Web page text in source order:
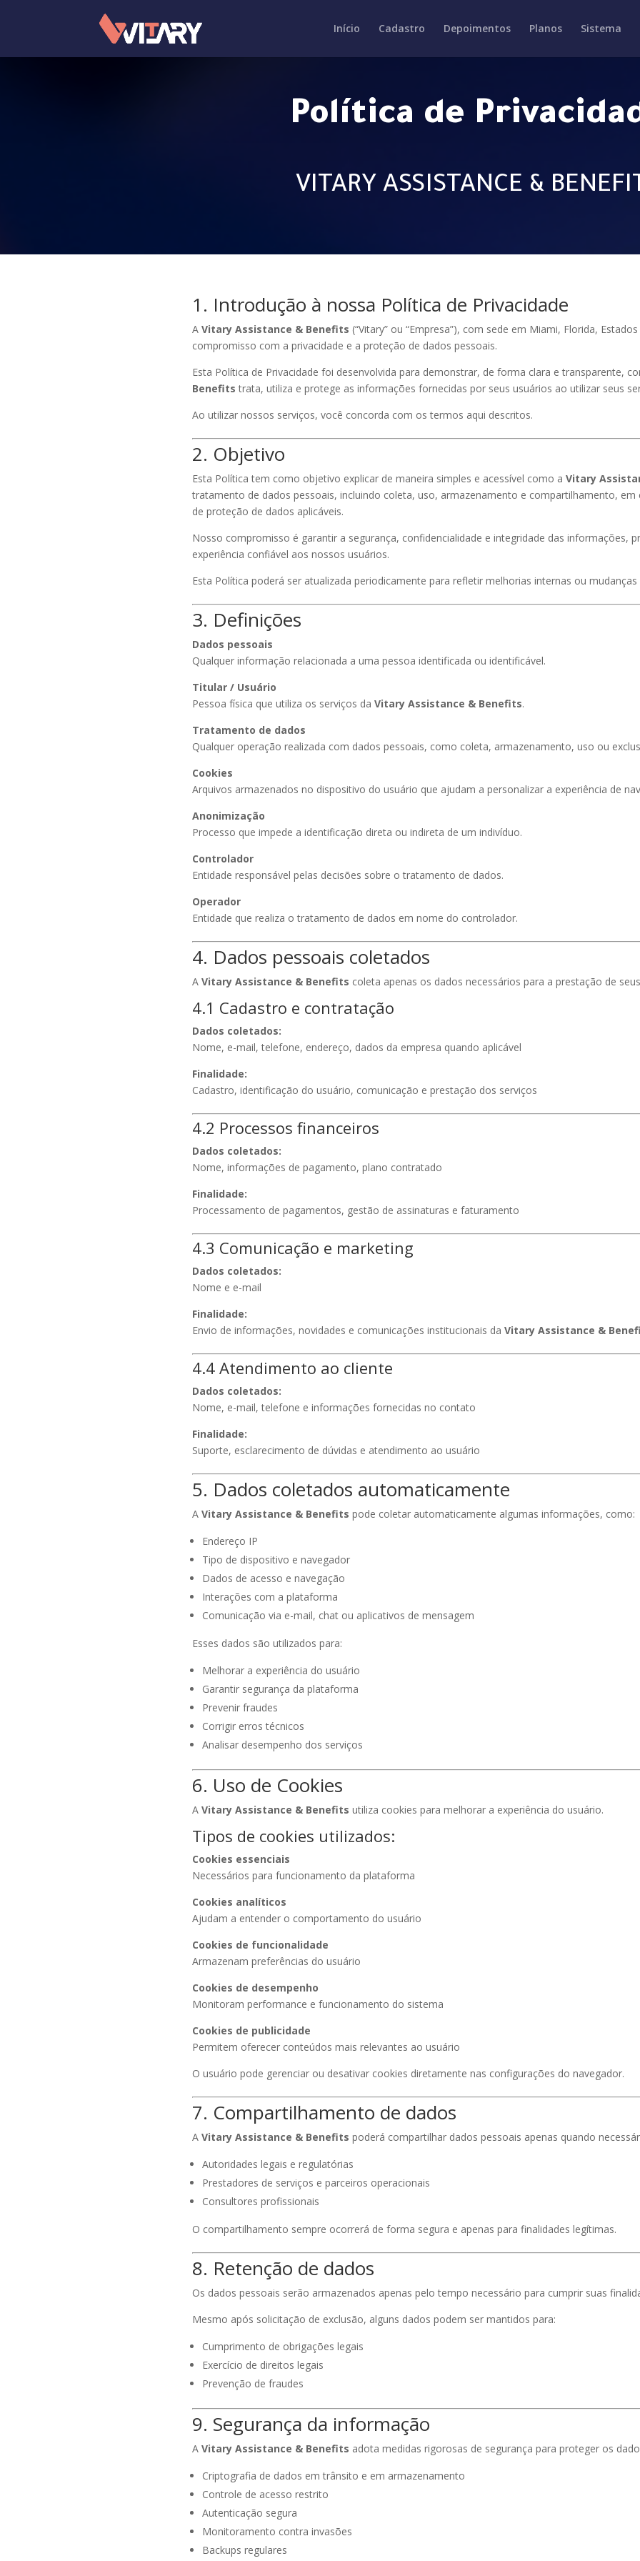
Início Cadastro Depoimentos Planos Sistema
Política de
VITARY ASSISTANCE &
1. Introdução à nossa Política de Privacidade
A Vitary Assistance & Benefits (“Vitary” ou “Empresa”), com sede em Miami, Florida,
compromisso com a privacidade e a proteção de dados pessoais.
Esta Política de Privacidade foi desenvolvida para demonstrar, de forma clara e transparente,
Benefits trata, utiliza e protege as informações fornecidas por seus usuários ao utilizar seus
Ao utilizar nossos serviços, você concorda com os termos aqui descritos.
2. Objetivo
Esta Política tem como objetivo explicar de maneira simples e acessível como a Vitary
tratamento de dados pessoais, incluindo coleta, uso, armazenamento e compartilhamento,
de proteção de dados aplicáveis.
Nosso compromisso é garantir a segurança, confidencialidade e integridade das informações,
experiência confiável aos nossos usuários.
Esta Política poderá ser atualizada periodicamente para refletir melhorias internas ou mudanças
3. Definições
Dados pessoais
Qualquer informação relacionada a uma pessoa identificada ou identificável.
Titular / Usuário
Pessoa física que utiliza os serviços da Vitary Assistance & Benefits.
Tratamento de dados
Qualquer operação realizada com dados pessoais, como coleta, armazenamento, uso ou
Cookies
Arquivos armazenados no dispositivo do usuário que ajudam a personalizar a experiência de
Anonimização
Processo que impede a identificação direta ou indireta de um indivíduo.
Controlador
Entidade responsável pelas decisões sobre o tratamento de dados.
Operador
Entidade que realiza o tratamento de dados em nome do controlador.
4. Dados pessoais coletados
A Vitary Assistance & Benefits coleta apenas os dados necessários para a prestação de
4.1 Cadastro e contratação
Dados coletados:
Nome, e-mail, telefone, endereço, dados da empresa quando aplicável
Finalidade:
Cadastro, identificação do usuário, comunicação e prestação dos serviços
4.2 Processos financeiros
Dados coletados:
Nome, informações de pagamento, plano contratado
Finalidade:
Processamento de pagamentos, gestão de assinaturas e faturamento
4.3 Comunicação e marketing
Dados coletados:
Nome e e-mail
Finalidade:
Envio de informações, novidades e comunicações institucionais da Vitary Assistance &
4.4 Atendimento ao cliente
Dados coletados:
Nome, e-mail, telefone e informações fornecidas no contato
Finalidade:
Suporte, esclarecimento de dúvidas e atendimento ao usuário
5. Dados coletados automaticamente
A Vitary Assistance & Benefits pode coletar automaticamente algumas informações, como:
Endereço IP
Tipo de dispositivo e navegador
Dados de acesso e navegação
Interações com a plataforma
Comunicação via e-mail, chat ou aplicativos de mensagem
Esses dados são utilizados para:
Melhorar a experiência do usuário
Garantir segurança da plataforma
Prevenir fraudes
Corrigir erros técnicos
Analisar desempenho dos serviços
6. Uso de Cookies
A Vitary Assistance & Benefits utiliza cookies para melhorar a experiência do usuário.
Tipos de cookies utilizados:
Cookies essenciais
Necessários para funcionamento da plataforma
Cookies analíticos
Ajudam a entender o comportamento do usuário
Cookies de funcionalidade
Armazenam preferências do usuário
Cookies de desempenho
Monitoram performance e funcionamento do sistema
Cookies de publicidade
Permitem oferecer conteúdos mais relevantes ao usuário
O usuário pode gerenciar ou desativar cookies diretamente nas configurações do navegador.
7. Compartilhamento de dados
A Vitary Assistance & Benefits poderá compartilhar dados pessoais apenas quando
Autoridades legais e regulatórias
Prestadores de serviços e parceiros operacionais
Consultores profissionais
O compartilhamento sempre ocorrerá de forma segura e apenas para finalidades legítimas.
8. Retenção de dados
Os dados pessoais serão armazenados apenas pelo tempo necessário para cumprir suas
Mesmo após solicitação de exclusão, alguns dados podem ser mantidos para:
Cumprimento de obrigações legais
Exercício de direitos legais
Prevenção de fraudes
9. Segurança da informação
A Vitary Assistance & Benefits adota medidas rigorosas de segurança para proteger os
Criptografia de dados em trânsito e em armazenamento
Controle de acesso restrito
Autenticação segura
Monitoramento contra invasões
Backups regulares